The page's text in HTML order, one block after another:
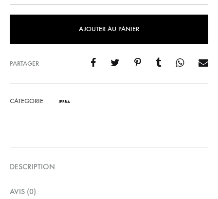
AJOUTER AU PANIER
PARTAGER
CATEGORIE JEBBA
DESCRIPTION
AVIS (0)